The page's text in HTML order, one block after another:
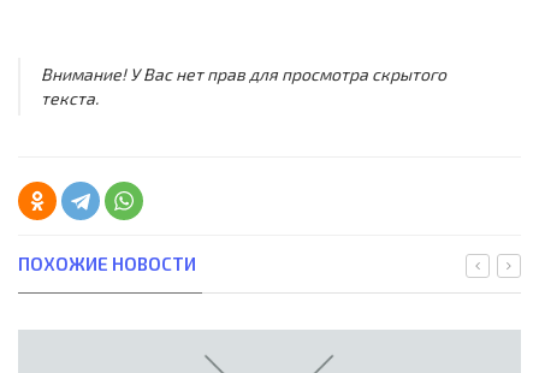
Внимание! У Вас нет прав для просмотра скрытого
текста.
ПОХОЖИЕ НОВОСТИ